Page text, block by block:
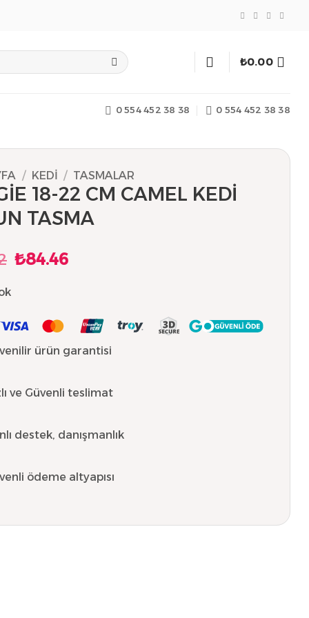
₺0.00
0 554 452 38 38 0 554 452 38 38
/ KEDI / TASMALAR
18-22 CM CAMEL KEDİ
TASMA
Orijinal
₺84.46Şu
ürün garantisi
ve Güvenli teslimat
destek, danışmanlık
ödeme altyapısı